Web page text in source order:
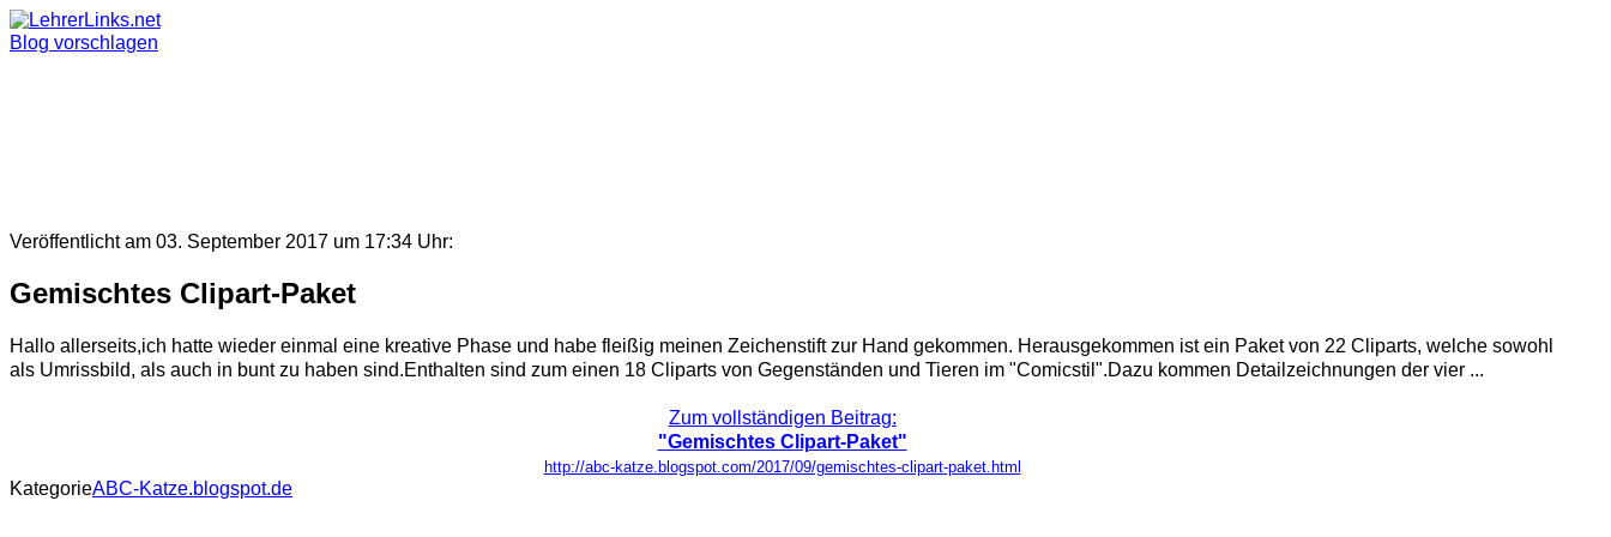
Skip
to
Blog vorschlagen
Veröffentlicht am 03. September 2017 um 17:34 Uhr:
Gemischtes Clipart-Paket
Hallo allerseits,ich hatte wieder einmal eine kreative Phase und habe fleißig meinen Zeichenstift zur Hand gekommen. Herausgekommen ist ein Paket von 22 Cliparts, welche sowohl
als Umrissbild, als auch in bunt zu haben sind.Enthalten sind zum einen 18 Cliparts von Gegenständen und Tieren im "Comicstil".Dazu kommen Detailzeichnungen der vier ...
Zum vollständigen Beitrag:
"Gemischtes Clipart-Paket"
http://abc-katze.blogspot.com/2017/09/gemischtes-clipart-paket.html
KategorieABC-Katze.blogspot.de